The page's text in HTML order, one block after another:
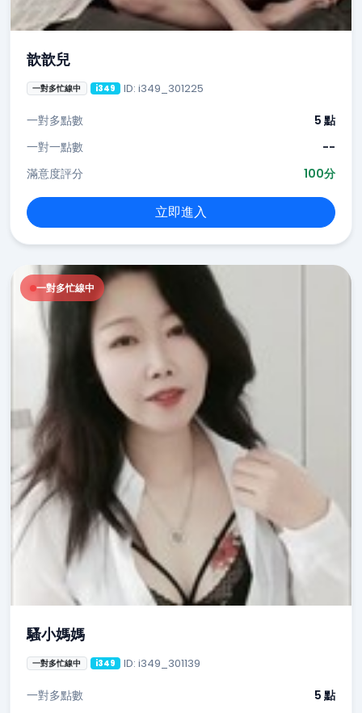
歆歆兒
一對多忙線中 i349 ID: i349_301225
一對多點數
5 點
一對一點數
--
滿意度評分
100分
立即進入
一對多忙線中
騷小媽媽
一對多忙線中 i349 ID: i349_301139
一對多點數 5 點